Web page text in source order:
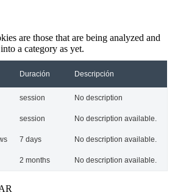
are those that are being analyzed and
a category as yet.
Duración Descripción
session No description
session No description available.
7 days No description available.
2 months No description available.